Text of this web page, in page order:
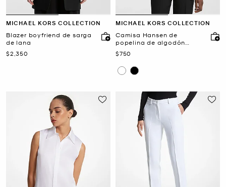
MICHAEL KORS COLLECTION
Blazer boyfriend de sarga
de lana
Ahora
$2,350
MICHAEL KORS COLLECTION
Camisa Hansen de
popelina de algodón
elástico
Ahora
$750